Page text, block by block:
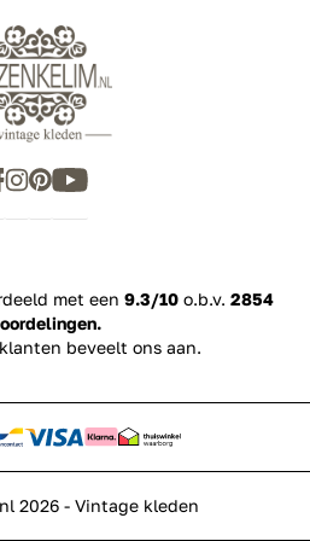
met een 9.3/10 o.b.v. 2854
beveelt ons aan.
2026 - Vintage kleden